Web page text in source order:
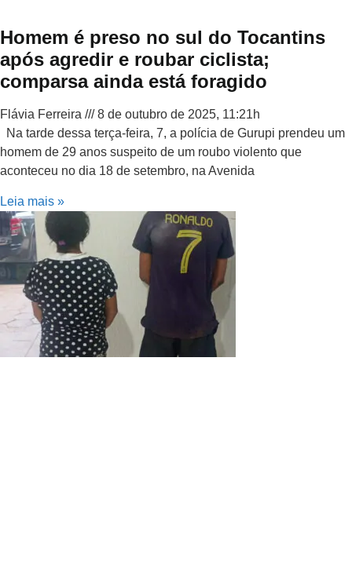
Homem é preso no sul do Tocantins
após agredir e roubar ciclista;
comparsa ainda está foragido
Flávia Ferreira
8 de outubro de 2025, 11:21h
Na tarde dessa terça-feira, 7, a polícia de Gurupi prendeu um
homem de 29 anos suspeito de um roubo violento que
aconteceu no dia 18 de setembro, na Avenida
Leia mais »